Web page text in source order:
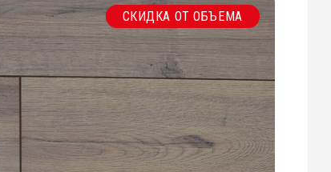
СКИДКА ОТ ОБЪЕМА